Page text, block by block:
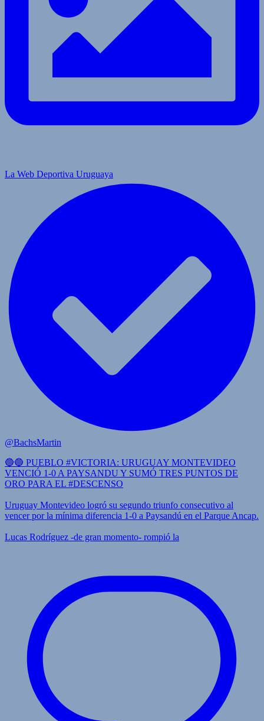
La Web Deportiva Uruguaya
@BachsMartin
🔵🔵 PUEBLO #VICTORIA: URUGUAY MONTEVIDEO
VENCIÓ 1-0 A PAYSANDU Y SUMÓ TRES PUNTOS DE
ORO PARA EL #DESCENSO
Uruguay Montevideo logró su segundo triunfo consecutivo al
vencer por la mínima diferencia 1-0 a Paysandú en el Parque Ancap.
Lucas Rodríguez -de gran momento- rompió la